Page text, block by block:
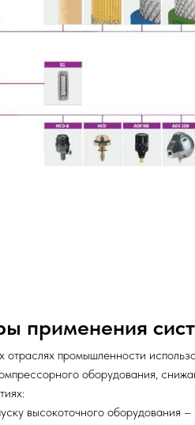
применения
отраслях промышленности
оборудования,
высокоточного оборудования –